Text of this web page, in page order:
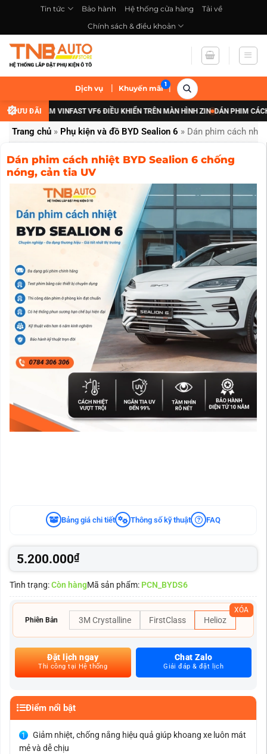
nội
dung
Tin tức Bảo hành Hệ thống cửa hàng
Tải về
Chính sách & điều khoản
Dịch vụ | Khuyến mãi |
ƯU ĐÃI
GẦM VINFAST VF6 ĐIỀU KHIỂN TRÊN MÀN HÌNH ZIN DÁN PHIM CÁCH NHIỆT
Trang chủ » Phụ kiện và đồ BYD Sealion 6 » Dán phim cách
Dán phim cách nhiệt BYD Sealion 6 chống
nóng, cản tia UV
Bảng giá chi tiết Thông số kỹ thuật FAQ
5.200.000₫
Tình trạng:Còn hàngMã sản phẩm: PCN_BYDS6
Phiên Bản 3M Crystalline FirstClass Helioz
XÓA
Đặt lịch ngay
Thi công tại Hệ thống
Chat Zalo
Giải đáp & đặt lịch
Điểm nổi bật
Giảm nhiệt, chống nắng hiệu quả giúp khoang xe luôn mát
mẻ và dễ chịu